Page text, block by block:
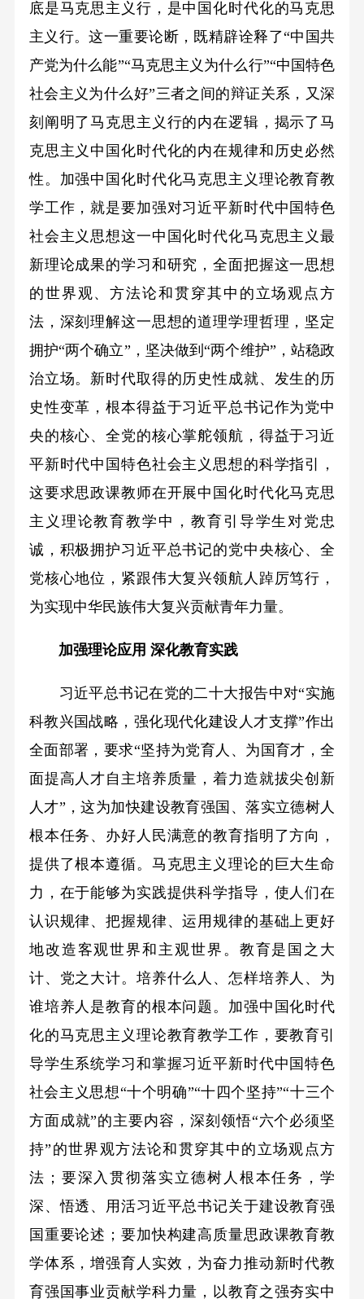
底是马克思主义行，是中国化时代化的马克思
主义行。这一重要论断，既精辟诠释了“中国共
产党为什么能”“马克思主义为什么行”“中国特色
社会主义为什么好”三者之间的辩证关系，又深
刻阐明了马克思主义行的内在逻辑，揭示了马
克思主义中国化时代化的内在规律和历史必然
性。加强中国化时代化马克思主义理论教育教
学工作，就是要加强对习近平新时代中国特色
社会主义思想这一中国化时代化马克思主义最
新理论成果的学习和研究，全面把握这一思想
的世界观、方法论和贯穿其中的立场观点方
法，深刻理解这一思想的道理学理哲理，坚定
拥护“两个确立”，坚决做到“两个维护”，站稳政
治立场。新时代取得的历史性成就、发生的历
史性变革，根本得益于习近平总书记作为党中
央的核心、全党的核心掌舵领航，得益于习近
平新时代中国特色社会主义思想的科学指引，
这要求思政课教师在开展中国化时代化马克思
主义理论教育教学中，教育引导学生对党忠
诚，积极拥护习近平总书记的党中央核心、全
党核心地位，紧跟伟大复兴领航人踔厉笃行，
为实现中华民族伟大复兴贡献青年力量。
加强理论应用 深化教育实践
习近平总书记在党的二十大报告中对“实施
科教兴国战略，强化现代化建设人才支撑”作出
全面部署，要求“坚持为党育人、为国育才，全
面提高人才自主培养质量，着力造就拔尖创新
人才”，这为加快建设教育强国、落实立德树人
根本任务、办好人民满意的教育指明了方向，
提供了根本遵循。马克思主义理论的巨大生命
力，在于能够为实践提供科学指导，使人们在
认识规律、把握规律、运用规律的基础上更好
地改造客观世界和主观世界。教育是国之大
计、党之大计。培养什么人、怎样培养人、为
谁培养人是教育的根本问题。加强中国化时代
化的马克思主义理论教育教学工作，要教育引
导学生系统学习和掌握习近平新时代中国特色
社会主义思想“十个明确”“十四个坚持”“十三个
方面成就”的主要内容，深刻领悟“六个必须坚
持”的世界观方法论和贯穿其中的立场观点方
法；要深入贯彻落实立德树人根本任务，学
深、悟透、用活习近平总书记关于建设教育强
国重要论述；要加快构建高质量思政课教育教
学体系，增强育人实效，为奋力推动新时代教
育强国事业贡献学科力量，以教育之强夯实中